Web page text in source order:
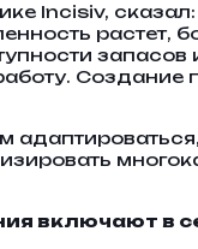
Incisiv,
растет,
Создание
включают в